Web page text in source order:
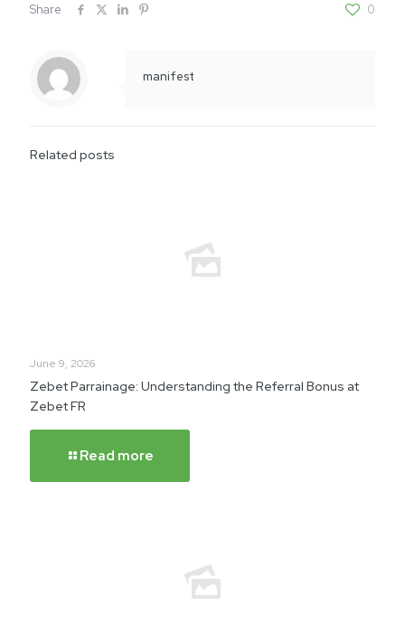
Share 0
manifest
Related posts
June 9, 2026
Zebet Parrainage: Understanding the Referral Bonus at
Zebet FR
Read more